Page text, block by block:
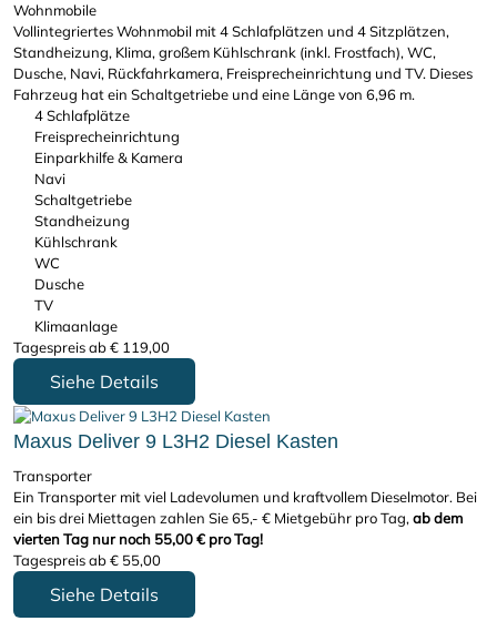
Wohnmobile
Vollintegriertes Wohnmobil mit 4 Schlafplätzen und 4 Sitzplätzen,
Standheizung, Klima, großem Kühlschrank (inkl. Frostfach), WC,
Dusche, Navi, Rückfahrkamera, Freisprecheinrichtung und TV. Dieses
Fahrzeug hat ein Schaltgetriebe und eine Länge von 6,96 m.
4 Schlafplätze
Freisprecheinrichtung
Einparkhilfe & Kamera
Navi
Schaltgetriebe
Standheizung
Kühlschrank
WC
Dusche
TV
Klimaanlage
Tagespreis ab€ 119,00
Siehe Details
Maxus Deliver 9 L3H2 Diesel Kasten
Transporter
Ein Transporter mit viel Ladevolumen und kraftvollem Dieselmotor. Bei
ein bis drei Miettagen zahlen Sie 65,- € Mietgebühr pro Tag,ab dem
vierten Tag nur noch 55,00 € pro Tag!
Tagespreis ab€ 55,00
Siehe Details